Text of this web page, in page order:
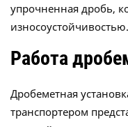
упрочненная дробь,
износоустойчивостью.
Работа
Дробеметная
транспортером